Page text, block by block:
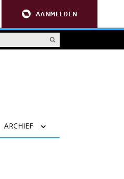
AANMELDEN
ARCHIEF